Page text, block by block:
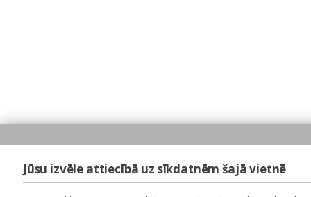
Jūsu izvēle attiecībā uz sīkdatnēm šajā vietnē